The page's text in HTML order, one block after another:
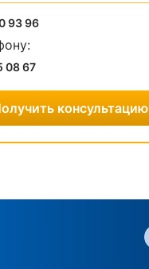
93 96
08 67
консультацию